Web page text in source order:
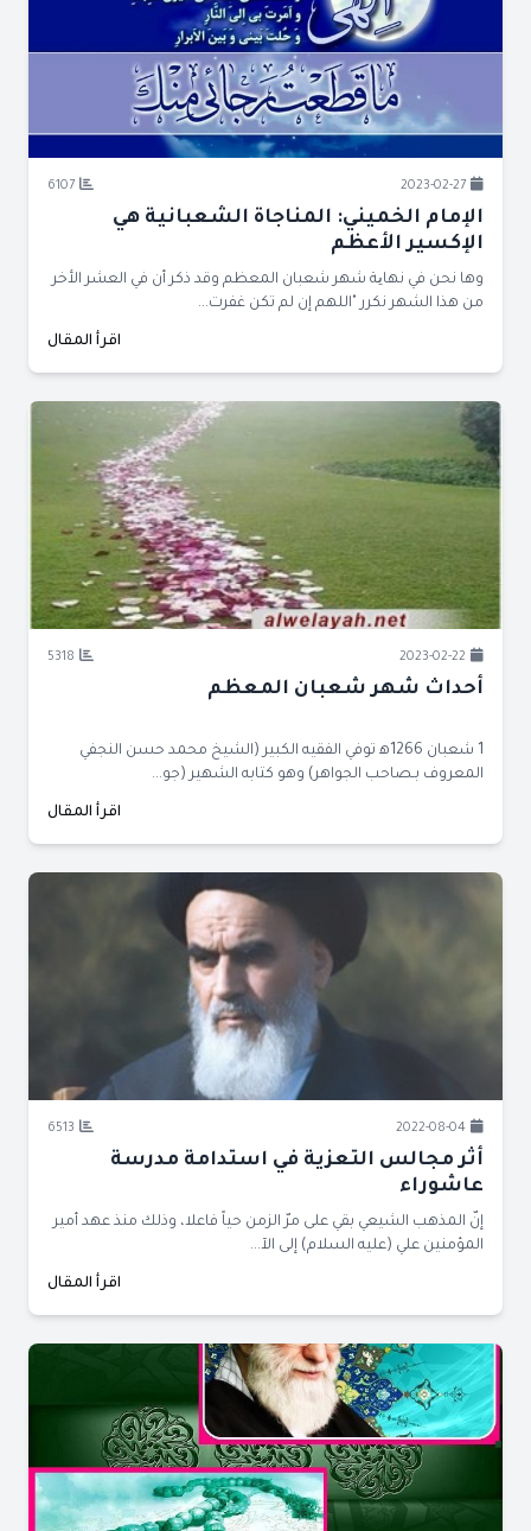
2023-02-27
6107
الإمام الخميني: المناجاة الشعبانية هي
الإكسير الأعظم
وها نحن في نهایة شهر شعبان المعظم وقد ذكر أن في العشر الأخر
من هذا الشهر نكرر "اللهم إن لم تكن غفرت...
اقرأ المقال
2023-02-22
5318
أحداث شهر شعبان المعظم
1 شعبان 1266ﻫ توفي الفقيه الكبير (الشيخ محمد حسن النجفي
المعروف بـصاحب الجواهر) وهو كتابه الشهير (جو...
اقرأ المقال
2022-08-04
6513
أثر مجالس التعزية في استدامة مدرسة
عاشوراء
إنّ المذهب الشيعي بقي على مرّ الزمن حياً فاعلا، وذلك منذ عهد أمير
المؤمنين علي (عليه السلام) إلى الآ...
اقرأ المقال